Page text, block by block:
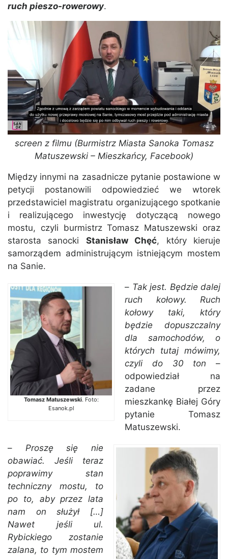
ruch pieszo-rowerowy.
screen z filmu (Burmistrz Miasta Sanoka Tomasz
Matuszewski – Mieszkańcy, Facebook)
Między innymi na zasadnicze pytanie postawione w
petycji postanowili odpowiedzieć we wtorek
przedstawiciel magistratu organizującego spotkanie
i realizującego inwestycję dotyczącą nowego
mostu, czyli burmistrz Tomasz Matuszewski oraz
starosta sanocki Stanisław Chęć, który kieruje
samorządem administrującym istniejącym mostem
na Sanie.
Tomasz Matuszewski. Foto:
Esanok.pl
– Tak jest. Będzie dalej
ruch kołowy. Ruch
kołowy taki, który
będzie dopuszczalny
dla samochodów, o
których tutaj mówimy,
czyli do 30 ton –
odpowiedział na
zadane przez
mieszkankę Białej Góry
pytanie Tomasz
Matuszewski.
– Proszę się nie
obawiać. Jeśli teraz
poprawimy stan
techniczny mostu, to
po to, aby przez lata
nam on służył […]
Nawet jeśli ul.
Rybickiego zostanie
zalana, to tym mostem